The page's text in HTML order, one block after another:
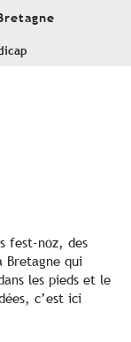
favoris
fest-noz, des
Bretagne qui
les pieds et le
c’est ici